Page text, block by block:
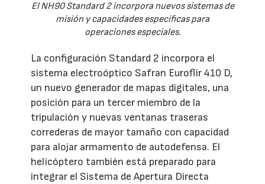
El NH90 Standard 2 incorpora nuevos sistemas de
misión y capacidades específicas para
operaciones especiales.
La configuración Standard 2 incorpora el
sistema electroóptico Safran Euroflir 410 D,
un nuevo generador de mapas digitales, una
posición para un tercer miembro de la
tripulación y nuevas ventanas traseras
correderas de mayor tamaño con capacidad
para alojar armamento de autodefensa. El
helicóptero también está preparado para
integrar el Sistema de Apertura Directa